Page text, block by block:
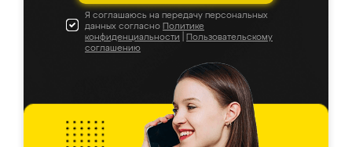
Я соглашаюсь на передачу персональных
данных согласно Политике
конфиденциальности
Пользовательскому
соглашению